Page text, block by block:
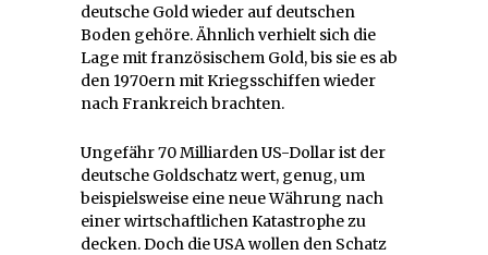
deutsche Gold wieder auf deutschen
Boden gehöre. Ähnlich verhielt sich die
Lage mit französischem Gold, bis sie es ab
den 1970ern mit Kriegsschiffen wieder
nach Frankreich brachten.
Ungefähr 70 Milliarden US-Dollar ist der
deutsche Goldschatz wert, genug, um
beispielsweise eine neue Währung nach
einer wirtschaftlichen Katastrophe zu
decken. Doch die USA wollen den Schatz